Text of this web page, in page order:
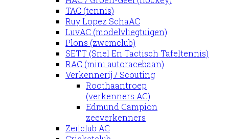
TAC (tennis)
Ruy Lopez SchaAC
LuvAC (modelvliegtuigen)
Plons (zwemclub)
SETT (Snel En Tactisch Tafeltennis)
RAC (mini autoracebaan)
Verkennerij / Scouting
Roothaantroep
(verkenners AC)
Edmund Campion
zeeverkenners
Zeilclub AC